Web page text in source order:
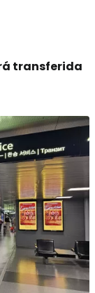
transferida